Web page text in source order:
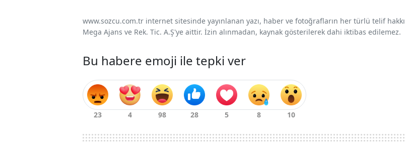
www.sozcu.com.tr internet sitesinde yayınlanan yazı, haber ve fotoğrafların her türlü telif hakkı
Mega Ajans ve Rek. Tic. A.Ş'ye aittir. İzin alınmadan, kaynak gösterilerek dahi iktibas edilemez.
Bu habere emoji ile tepki ver